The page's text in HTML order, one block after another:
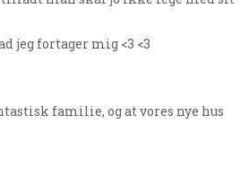
jeg fortager mig <3 <3
familie, og at vores nye hus